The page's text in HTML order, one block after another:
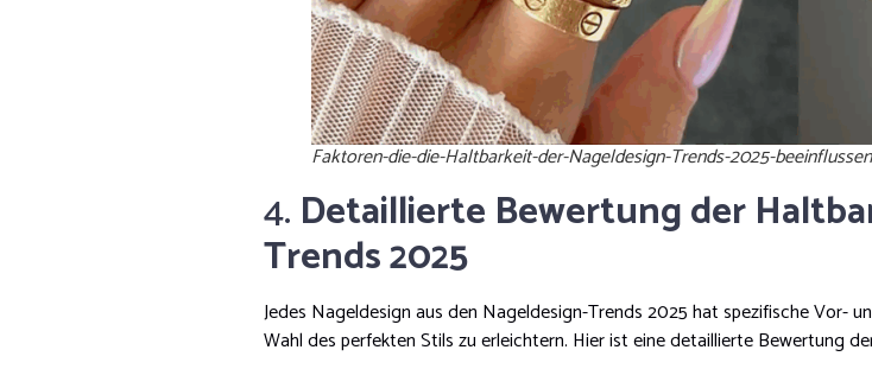
Faktoren-die-die-Haltbarkeit-der-Nageldesign-Trends-2025-beeinflussen
4. Detaillierte Bewertung der
Trends 2025
Jedes Nageldesign aus den Nageldesign-Trends 2025 hat spezifische Vor-
Wahl des perfekten Stils zu erleichtern. Hier ist eine detaillierte Bewertung